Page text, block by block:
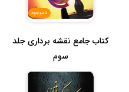
ناموجود
کتاب جامع نقشه برداری جلد
سوم